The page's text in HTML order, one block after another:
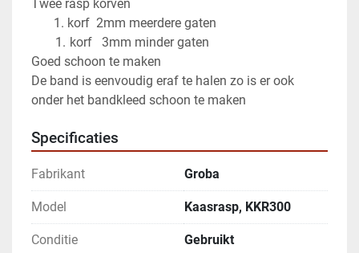
Twee rasp korven
	   1. korf  2mm meerdere gaten
korf   3mm minder gaten
Goed schoon te maken
De band is eenvoudig eraf te halen zo is er ook
onder het bandkleed schoon te maken
Specificaties
Fabrikant Groba
Model Kaasrasp, KKR300
Conditie Gebruikt